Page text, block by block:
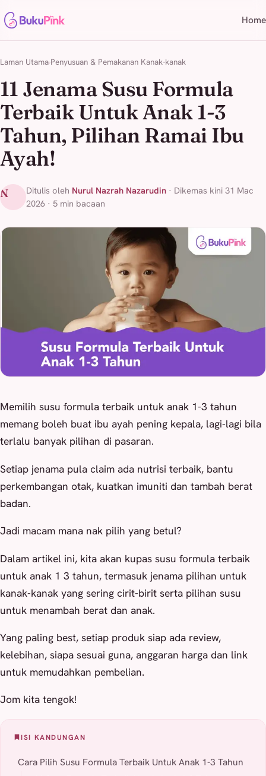
Home
Laman Utama Penyusuan & Pemakanan Kanak-kanak
11 Jenama Susu Formula
Terbaik Untuk Anak 1-3
Tahun, Pilihan Ramai Ibu
Ayah!
N Ditulis oleh Nurul Nazrah Nazarudin · Dikemas kini 31 Mac
2026 · 5 min bacaan
Memilih susu formula terbaik untuk anak 1-3 tahun
memang boleh buat ibu ayah pening kepala, lagi-lagi bila
terlalu banyak pilihan di pasaran.
Setiap jenama pula claim ada nutrisi terbaik, bantu
perkembangan otak, kuatkan imuniti dan tambah berat
badan.
Jadi macam mana nak pilih yang betul?
Dalam artikel ini, kita akan kupas susu formula terbaik
untuk anak 1 3 tahun, termasuk jenama pilihan untuk
kanak-kanak yang sering cirit-birit serta pilihan susu
untuk menambah berat dan anak.
Yang paling best, setiap produk siap ada review,
kelebihan, siapa sesuai guna, anggaran harga dan link
untuk memudahkan pembelian.
Jom kita tengok!
ISI KANDUNGAN
Cara Pilih Susu Formula Terbaik Untuk Anak 1-3 Tahun